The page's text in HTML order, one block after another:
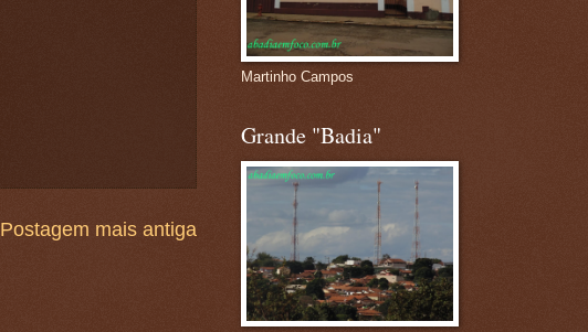
Postagem mais antiga
Martinho Campos
Grande "Badia"